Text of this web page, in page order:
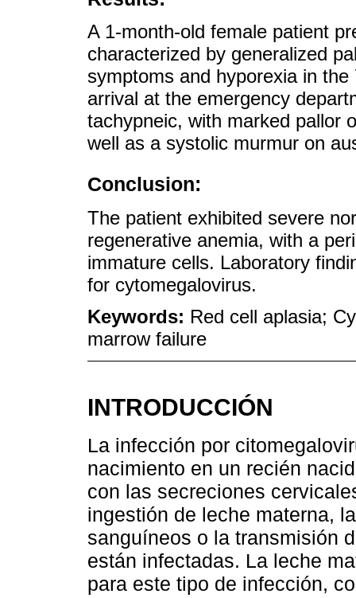
A 1-month-old female patient
characterized by generalized
symptoms and hyporexia in
arrival at the emergency
tachypneic, with marked pallor
well as a systolic murmur on
Conclusion:
The patient exhibited severe
regenerative anemia, with a
immature cells. Laboratory
for cytomegalovirus.
Keywords: Red cell aplasia;
marrow failure
INTRODUCCIÓN
La infección por
nacimiento en un recién
con las secreciones
ingestión de leche materna,
sanguíneos o la transmisión
están infectadas. La leche
para este tipo de infección,